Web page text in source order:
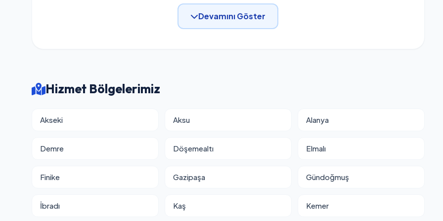
Devamını Göster
Hizmet Bölgelerimiz
Akseki Aksu Alanya
Demre Döşemealtı Elmalı
Finike Gazipaşa Gündoğmuş
İbradı Kaş Kemer